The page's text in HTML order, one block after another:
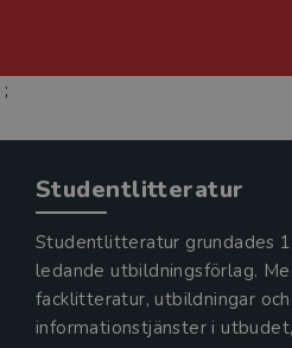
;
Studentlitteratur
Studentlitteratur grundades
ledande utbildningsförlag.
facklitteratur, utbildningar
informationstjänster i utbudet,